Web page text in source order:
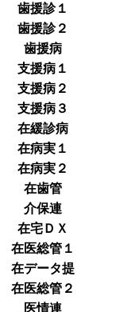
歯援診１
歯援診２
歯援病
支援病１
支援病２
支援病３
在緩診病
在病実１
在病実２
在歯管
介保連
在宅ＤＸ
在医総管１
在データ提
在医総管２
医情連